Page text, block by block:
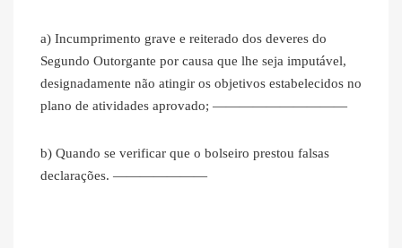
a) Incumprimento grave e reiterado dos deveres do
Segundo Outorgante por causa que lhe seja imputável,
designadamente não atingir os objetivos estabelecidos no
plano de atividades aprovado; ——————————
b) Quando se verificar que o bolseiro prestou falsas
declarações. ———————